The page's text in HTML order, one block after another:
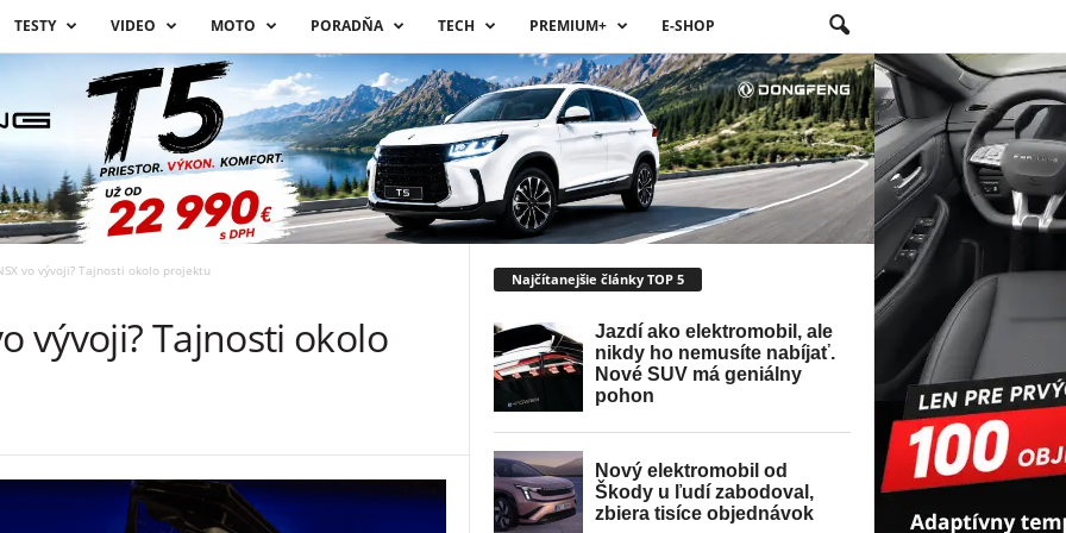
TESTY VIDEO MOTO PORADŇA TECH PREMIUM+ E-SHOP
vo vývoji? Tajnosti okolo projektu
vývoji? Tajnosti okolo
Najčítanejšie články TOP 5